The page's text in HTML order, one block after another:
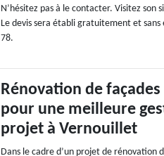
N’hésitez pas à le contacter. Visitez son
Le devis sera établi gratuitement et
78.
Rénovation de
pour une meilleure
projet à Vernouillet
Dans le cadre d’un projet de rénovation